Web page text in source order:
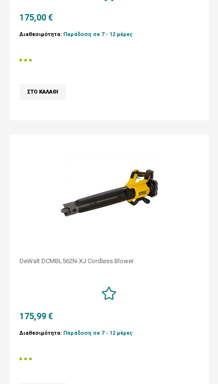
175,00 €
Διαθεσιμότητα: Παράδοση σε 7 - 12 μέρες
DeWalt DCMBL562N-XJ Cordless Blower
175,99 €
Διαθεσιμότητα: Παράδοση σε 7 - 12 μέρες